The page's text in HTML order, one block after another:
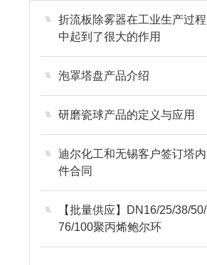
折流板除雾器在工业生产过程
中起到了很大的作用
泡罩塔盘产品介绍
研磨瓷球产品的定义与应用
迪尔化工和无锡客户签订塔内
件合同
【批量供应】DN16/25/38/50/
76/100聚丙烯鲍尔环